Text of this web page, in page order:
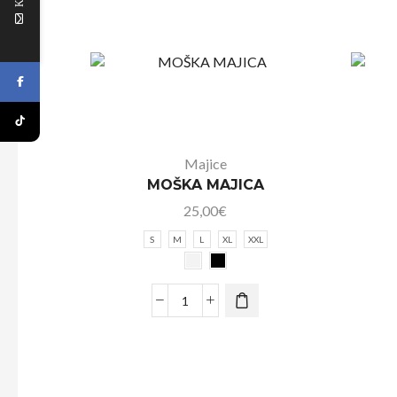
Majice
MOŠKA MAJICA
25,00€
S M L XL XXL